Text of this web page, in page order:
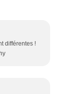
différentes !